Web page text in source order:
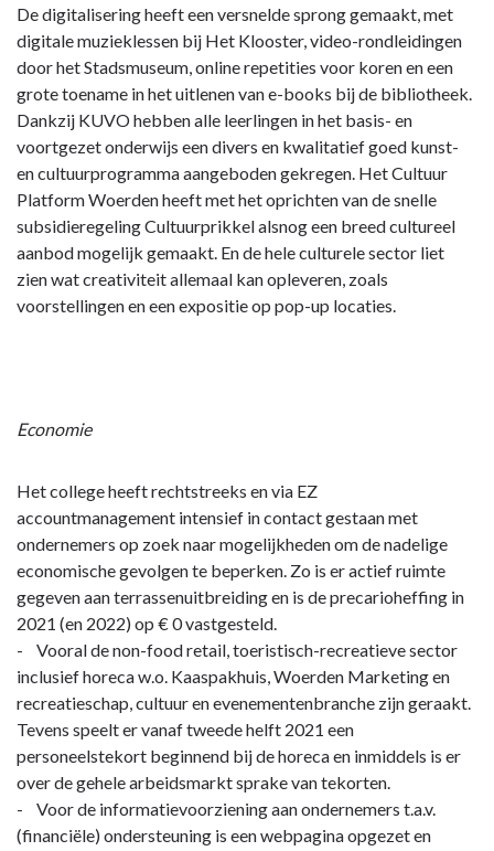
De digitalisering heeft een versnelde sprong gemaakt, met
digitale muzieklessen bij Het Klooster, video-rondleidingen
door het Stadsmuseum, online repetities voor koren en een
grote toename in het uitlenen van e-books bij de bibliotheek.
Dankzij KUVO hebben alle leerlingen in het basis- en
voortgezet onderwijs een divers en kwalitatief goed kunst-
en cultuurprogramma aangeboden gekregen. Het Cultuur
Platform Woerden heeft met het oprichten van de snelle
subsidieregeling Cultuurprikkel alsnog een breed cultureel
aanbod mogelijk gemaakt. En de hele culturele sector liet
zien wat creativiteit allemaal kan opleveren, zoals
voorstellingen en een expositie op pop-up locaties.
Economie
Het college heeft rechtstreeks en via EZ
accountmanagement intensief in contact gestaan met
ondernemers op zoek naar mogelijkheden om de nadelige
economische gevolgen te beperken. Zo is er actief ruimte
gegeven aan terrassenuitbreiding en is de precarioheffing in
2021 (en 2022) op € 0 vastgesteld.
- Vooral de non-food retail, toeristisch-recreatieve sector
inclusief horeca w.o. Kaaspakhuis, Woerden Marketing en
recreatieschap, cultuur en evenementenbranche zijn geraakt.
Tevens speelt er vanaf tweede helft 2021 een
personeelstekort beginnend bij de horeca en inmiddels is er
over de gehele arbeidsmarkt sprake van tekorten.
- Voor de informatievoorziening aan ondernemers t.a.v.
(financiële) ondersteuning is een webpagina opgezet en